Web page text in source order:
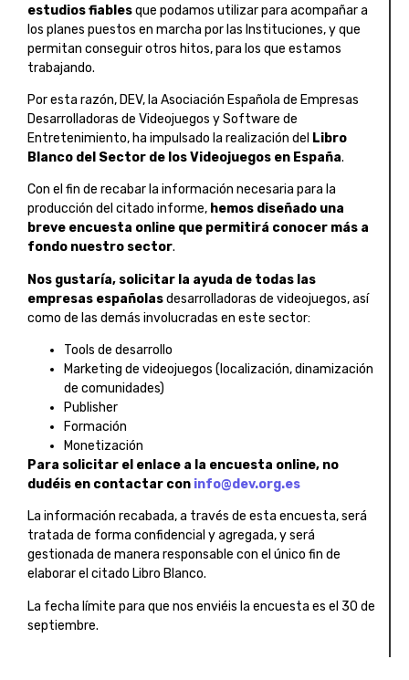
estudios fiablesque podamos utilizar para acompañar a
los planes puestos en marcha por las Instituciones, y que
permitan conseguir otros hitos, para los que estamos
trabajando.
Por esta razón, DEV, la Asociación Española de Empresas
Desarrolladoras de Videojuegos y Software de
Entretenimiento, ha impulsado la realización del Libro
Blanco del Sector de los Videojuegos en España.
Con el fin de recabar la información necesaria para la
producción del citado informe, hemos diseñado una
breve encuesta online que permitirá conocer más a
fondo nuestro sector.
Nos gustaría, solicitar la ayuda de todas las
empresas españolasdesarrolladoras de videojuegos, así
como de las demás involucradas en este sector:
Tools de desarrollo
Marketing de videojuegos (localización, dinamización
de comunidades)
Publisher
Formación
Monetización
Para solicitar el enlace a la encuesta online, no
dudéis en contactar con info@dev.org.es
La información recabada, a través de esta encuesta, será
tratada de forma confidencial y agregada, y será
gestionada de manera responsable con el único fin de
elaborar el citado Libro Blanco.
La fecha límite para que nos enviéis la encuesta es el 30 de
septiembre.